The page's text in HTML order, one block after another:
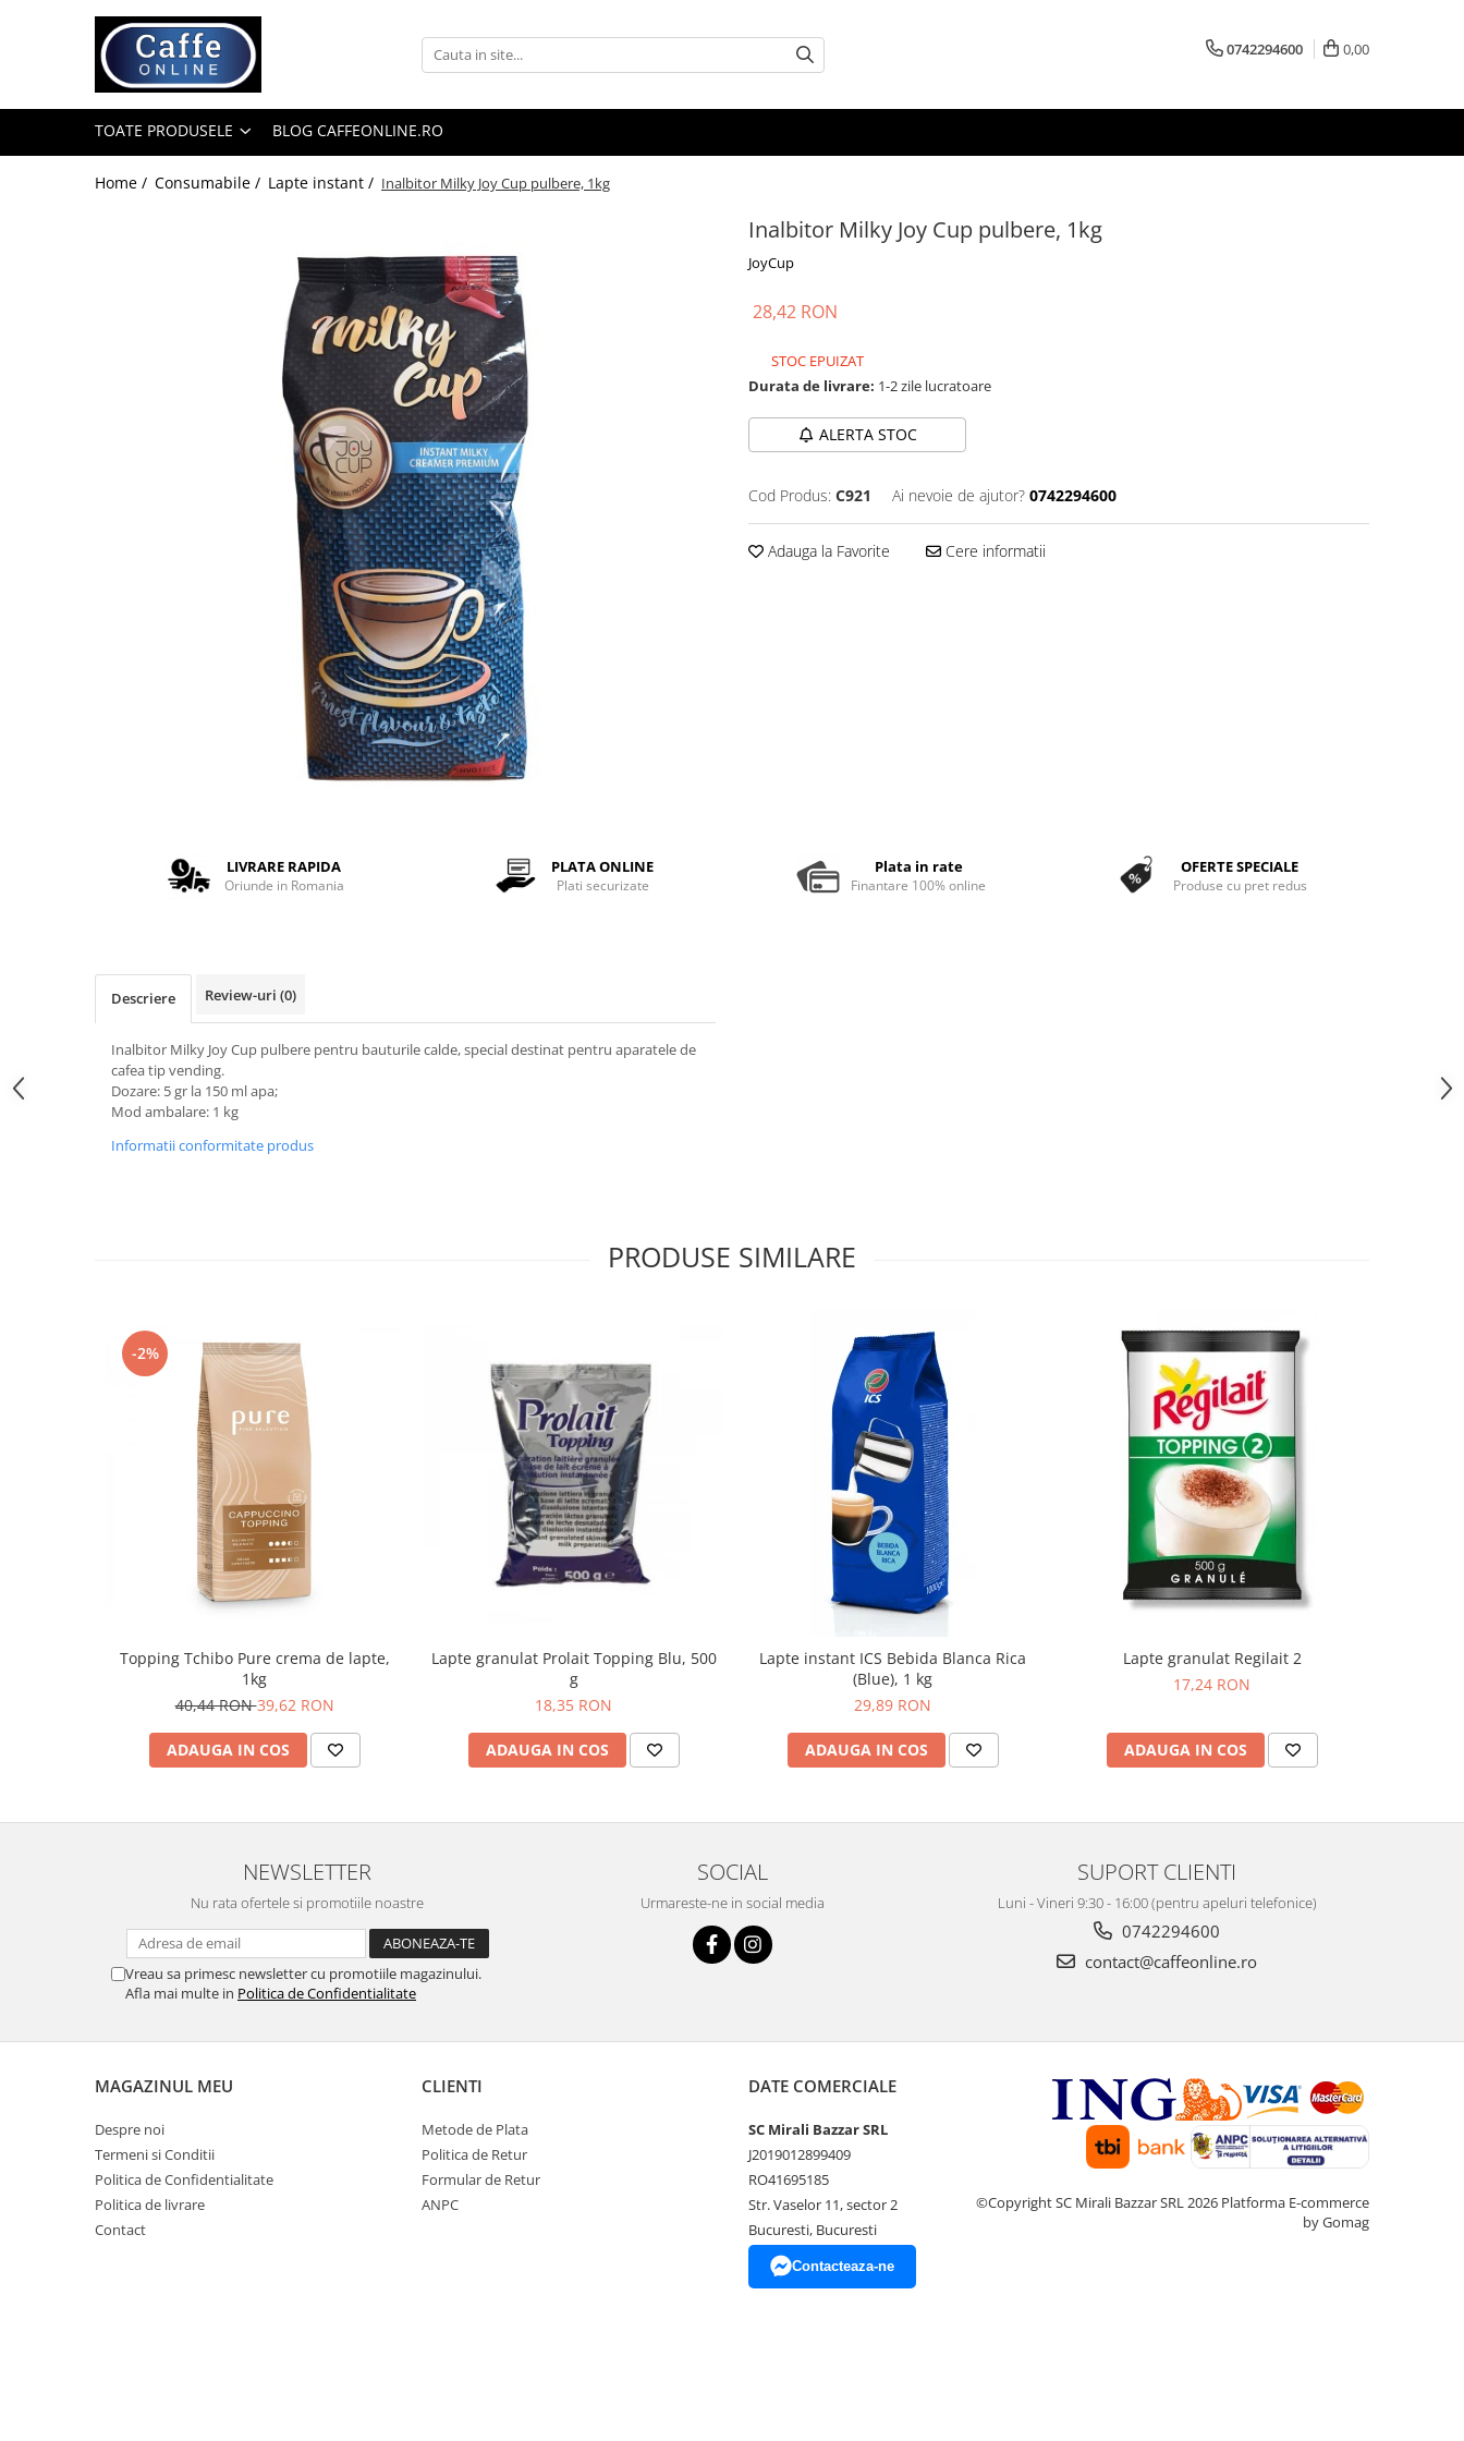
Toate Produsele
Capsule Cafea
Pliculete Zahar si Miere
Stabilizatoare tensiune
Piese schimb espressoare
Accesorii si intretinere
Curatare
0742294600 0,00
TOATE PRODUSELE BLOG CAFFEONLINE.RO
Home / Consumabile / Lapte instant / Inalbitor Milky Joy Cup pulbere, 1kg
Inalbitor Milky Joy Cup pulbere, 1kg
JoyCup
28,42 RON
STOC EPUIZAT
Durata de livrare: 1-2 zile lucratoare
ALERTA STOC
Cod Produs: C921 Ai nevoie de ajutor? 0742294600
Adauga la Favorite Cere informatii
LIVRARE RAPIDA
Oriunde in Romania
PLATA ONLINE
Plati securizate
Plata in rate
Finantare 100% online
OFERTE SPECIALE
Produse cu pret redus
Descriere Review-uri (0)
Inalbitor Milky Joy Cup pulbere pentru bauturile calde, special destinat pentru aparatele de
cafea tip vending.
Dozare: 5 gr la 150 ml apa;
Mod ambalare: 1 kg
Informatii conformitate produs
PRODUSE SIMILARE
-2%
Topping Tchibo Pure crema de lapte,
1kg
40,44 RON39,62 RON
ADAUGA IN COS
Lapte granulat Prolait Topping Blu, 500
g
18,35 RON
ADAUGA IN COS
Lapte instant ICS Bebida Blanca Rica
(Blue), 1 kg
29,89 RON
ADAUGA IN COS
Lapte granulat Regilait 2
17,24 RON
ADAUGA IN COS
NEWSLETTER
Nu rata ofertele si promotiile noastre
Vreau sa primesc newsletter cu promotiile magazinului.
Afla mai multe in Politica de Confidentialitate
SOCIAL
Urmareste-ne in social media
SUPORT CLIENTI
Luni - Vineri 9:30 - 16:00 (pentru apeluri telefonice)
0742294600
contact@caffeonline.ro
MAGAZINUL MEU
Despre noi
Termeni si Conditii
Politica de Confidentialitate
Politica de livrare
Contact
CLIENTI
Metode de Plata
Politica de Retur
Formular de Retur
ANPC
DATE COMERCIALE
SC Mirali Bazzar SRL
J2019012899409
RO41695185
Str. Vaselor 11, sector 2
Bucuresti, Bucuresti
Contacteaza-ne
©Copyright SC Mirali Bazzar SRL 2026 Platforma E-commerce
by Gomag